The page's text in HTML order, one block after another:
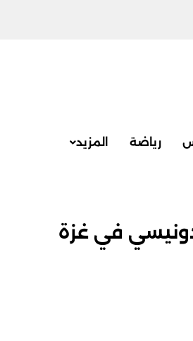
رياضة المزيد
في غزة